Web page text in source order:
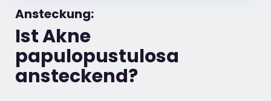
Ansteckung:
Ist Akne
papulopustulosa
ansteckend?